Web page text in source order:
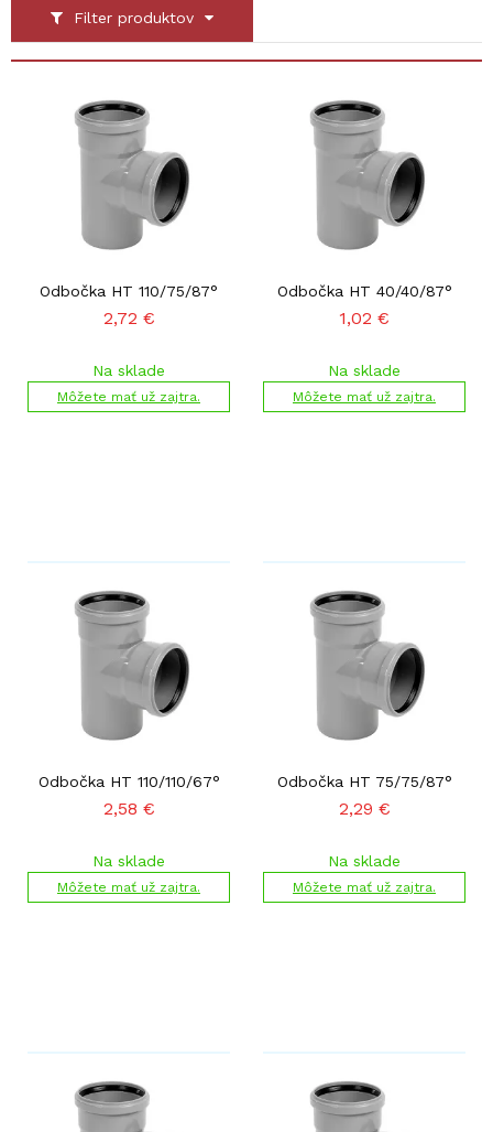
Filter produktov
Odbočka HT 110/75/87°
2,72 €
Na sklade
Môžete mať už zajtra.
Odbočka HT 40/40/87°
1,02 €
Na sklade
Môžete mať už zajtra.
Odbočka HT 110/110/67°
2,58 €
Na sklade
Môžete mať už zajtra.
Odbočka HT 75/75/87°
2,29 €
Na sklade
Môžete mať už zajtra.